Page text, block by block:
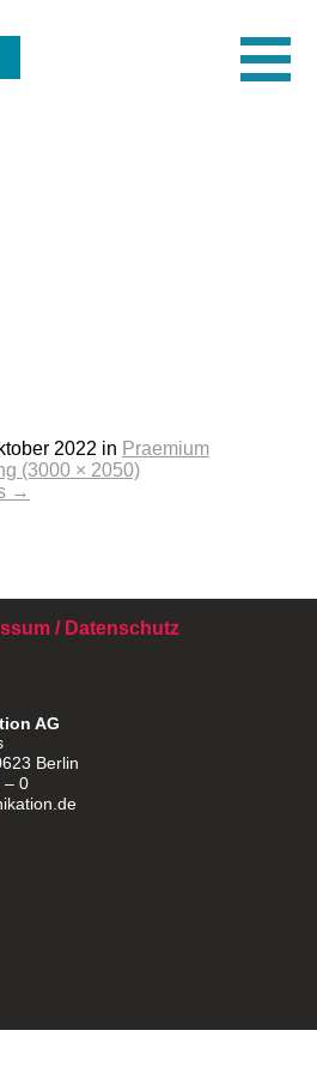
2022 in Praemium
(3000 × 2050)
→
/ Datenschutz
AG
Berlin
– 0